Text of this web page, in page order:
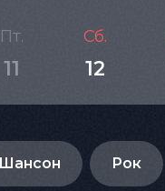
Пт.
11
Сб.
12
Шансон Рок